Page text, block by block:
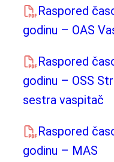
Raspored
godinu – OAS
Raspored
godinu – OSS
sestra vaspitač
Raspored
godinu – MAS